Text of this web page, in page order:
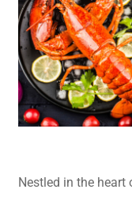
Nestled in the heart